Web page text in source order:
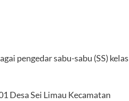
pengedar sabu-sabu (SS) kelas
Desa Sei Limau Kecamatan